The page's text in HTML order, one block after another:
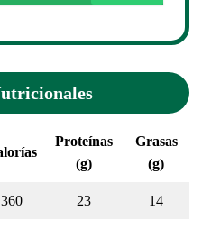
Proteínas
(g)
Grasas
(g)
360 23 14